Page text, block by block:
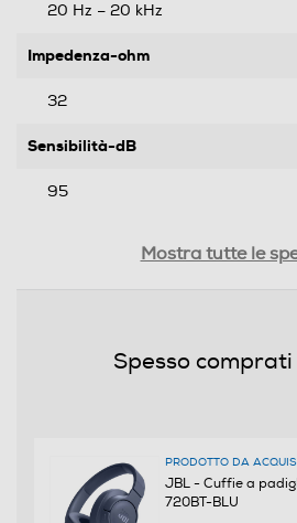
20 Hz – 20 kHz
Impedenza-ohm
32
Sensibilità-dB
95
Cuffia per tv
Mostra tutte le
Spesso
PRODOTTO DA
JBL - Cuffie a
720BT-BLU